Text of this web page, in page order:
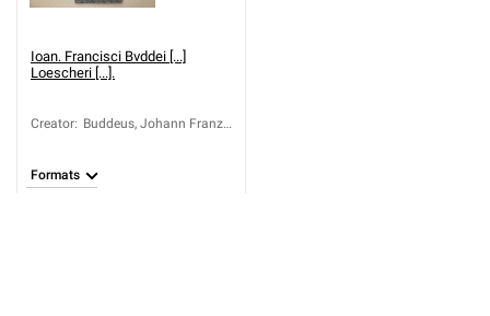
Ioan. Francisci Bvddei [...]
Loescheri [...].
Creator: Buddeus, Johann Franz
1749)
Formats